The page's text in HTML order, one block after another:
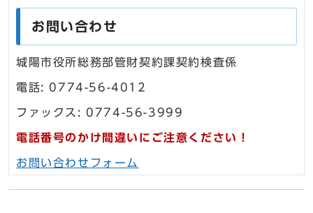
お問い合わせ
城陽市役所総務部管財契約課契約検査係
電話: 0774-56-4012
ファックス: 0774-56-3999
電話番号のかけ間違いにご注意ください！
お問い合わせフォーム